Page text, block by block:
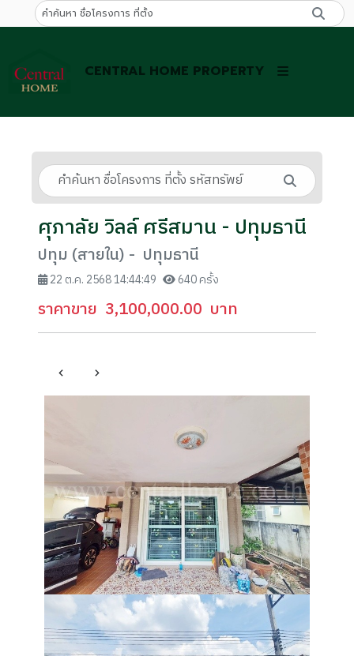
CENTRAL HOME PROPERTY
ศุภาลัย วิลล์ ศรีสมาน - ปทุมธานี
ปทุม (สายใน) - ปทุมธานี
22 ต.ค. 2568 14:44:49 640 ครั้ง
ราคาขาย 3,100,000.00 บาท